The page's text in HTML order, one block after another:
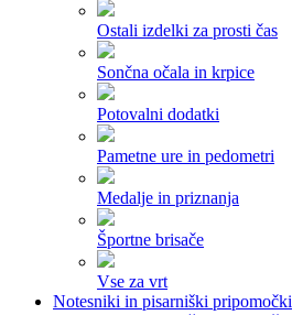
Ostali izdelki za prosti čas
Sončna očala in krpice
Potovalni dodatki
Pametne ure in pedometri
Medalje in priznanja
Športne brisače
Vse za vrt
Notesniki in pisarniški pripomočki